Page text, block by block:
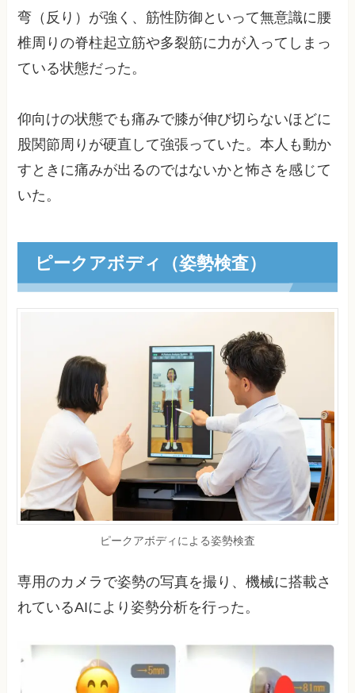
弯（反り）が強く、筋性防御といって無意識に腰
椎周りの脊柱起立筋や多裂筋に力が入ってしまっ
ている状態だった。
仰向けの状態でも痛みで膝が伸び切らないほどに
股関節周りが硬直して強張っていた。本人も動か
すときに痛みが出るのではないかと怖さを感じて
いた。
ピークアボディ（姿勢検査）
ピークアボディによる姿勢検査
専用のカメラで姿勢の写真を撮り、機械に搭載さ
れているAIにより姿勢分析を行った。